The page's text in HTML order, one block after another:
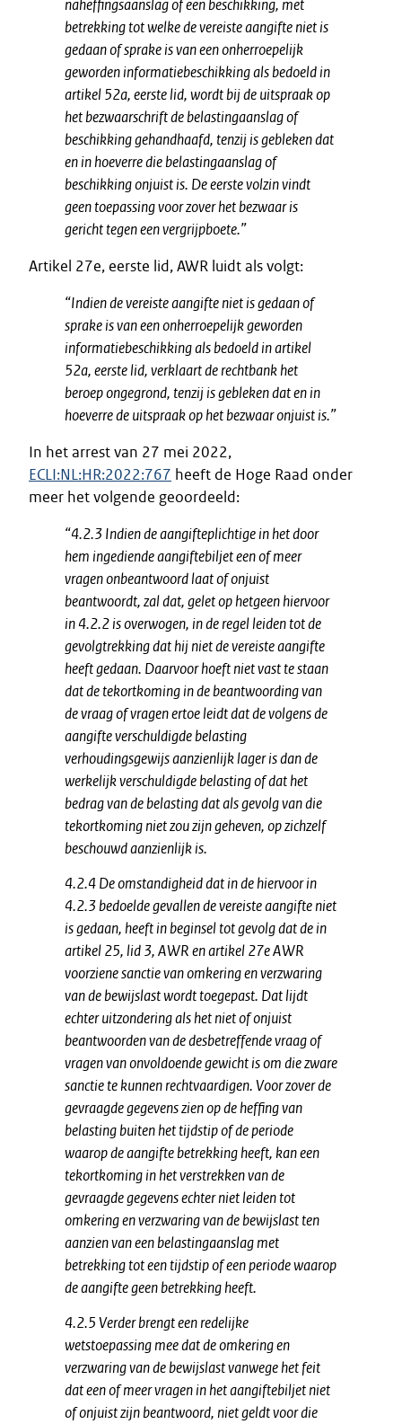
naheffingsaanslag of een beschikking, met
betrekking tot welke de vereiste aangifte niet is
gedaan of sprake is van een onherroepelijk
geworden informatiebeschikking als bedoeld in
artikel 52a, eerste lid, wordt bij de uitspraak op
het bezwaarschrift de belastingaanslag of
beschikking gehandhaafd, tenzij is gebleken dat
en in hoeverre die belastingaanslag of
beschikking onjuist is. De eerste volzin vindt
geen toepassing voor zover het bezwaar is
gericht tegen een vergrijpboete.”
Artikel 27e, eerste lid, AWR luidt als volgt:
“Indien de vereiste aangifte niet is gedaan of
sprake is van een onherroepelijk geworden
informatiebeschikking als bedoeld in artikel
52a, eerste lid, verklaart de rechtbank het
beroep ongegrond, tenzij is gebleken dat en in
hoeverre de uitspraak op het bezwaar onjuist is.”
In het arrest van 27 mei 2022,
ECLI:NL:HR:2022:767 heeft de Hoge Raad onder
meer het volgende geoordeeld:
“4.2.3 Indien de aangifteplichtige in het door
hem ingediende aangiftebiljet een of meer
vragen onbeantwoord laat of onjuist
beantwoordt, zal dat, gelet op hetgeen hiervoor
in 4.2.2 is overwogen, in de regel leiden tot de
gevolgtrekking dat hij niet de vereiste aangifte
heeft gedaan. Daarvoor hoeft niet vast te staan
dat de tekortkoming in de beantwoording van
de vraag of vragen ertoe leidt dat de volgens de
aangifte verschuldigde belasting
verhoudingsgewijs aanzienlijk lager is dan de
werkelijk verschuldigde belasting of dat het
bedrag van de belasting dat als gevolg van die
tekortkoming niet zou zijn geheven, op zichzelf
beschouwd aanzienlijk is.
4.2.4 De omstandigheid dat in de hiervoor in
4.2.3 bedoelde gevallen de vereiste aangifte niet
is gedaan, heeft in beginsel tot gevolg dat de in
artikel 25, lid 3, AWR en artikel 27e AWR
voorziene sanctie van omkering en verzwaring
van de bewijslast wordt toegepast. Dat lijdt
echter uitzondering als het niet of onjuist
beantwoorden van de desbetreffende vraag of
vragen van onvoldoende gewicht is om die zware
sanctie te kunnen rechtvaardigen. Voor zover de
gevraagde gegevens zien op de heffing van
belasting buiten het tijdstip of de periode
waarop de aangifte betrekking heeft, kan een
tekortkoming in het verstrekken van de
gevraagde gegevens echter niet leiden tot
omkering en verzwaring van de bewijslast ten
aanzien van een belastingaanslag met
betrekking tot een tijdstip of een periode waarop
de aangifte geen betrekking heeft.
4.2.5 Verder brengt een redelijke
wetstoepassing mee dat de omkering en
verzwaring van de bewijslast vanwege het feit
dat een of meer vragen in het aangiftebiljet niet
of onjuist zijn beantwoord, niet geldt voor die